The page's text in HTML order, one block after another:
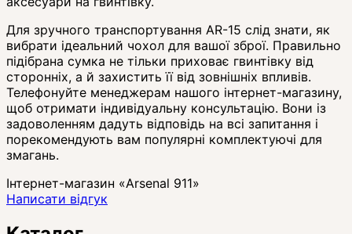
Для зручного транспортування AR-15 слід знати, як
вибрати ідеальний чохол для вашої зброї. Правильно
підібрана сумка не тільки приховає гвинтівку від
сторонніх, а й захистить її від зовнішніх впливів.
Телефонуйте менеджерам нашого інтернет-магазину,
щоб отримати індивідуальну консультацію. Вони із
задоволенням дадуть відповідь на всі запитання і
порекомендують вам популярні комплектуючі для
змагань.
Інтернет-магазин «Arsenal 911»
Написати відгук